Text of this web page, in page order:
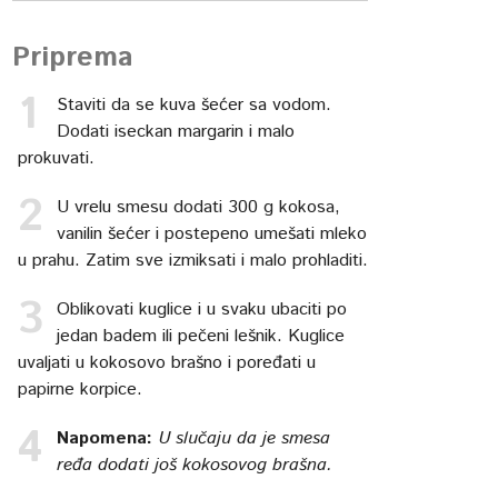
Priprema
Staviti da se kuva šećer sa vodom.
Dodati iseckan margarin i malo
prokuvati.
U vrelu smesu dodati 300 g kokosa,
vanilin šećer i postepeno umešati mleko
u prahu. Zatim sve izmiksati i malo prohladiti.
Oblikovati kuglice i u svaku ubaciti po
jedan badem ili pečeni lešnik. Kuglice
uvaljati u kokosovo brašno i poređati u
papirne korpice.
Napomena: U slučaju da je smesa
ređa dodati još kokosovog brašna.